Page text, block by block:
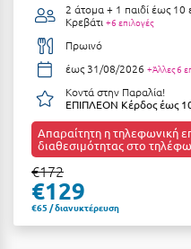
2 άτομα + 1 παιδί έως 10
Kρεβάτι +6 επιλογές
Πρωινό
έως 31/08/2026 +Άλλες 6
Κοντά στην Παραλία!
ΕΠΙΠΛΕΟΝ Κέρδος έως
Απαραίτητη η τηλεφωνική
διαθεσιμότητας στο
€172
€129
€65 / διανυκτέρευση